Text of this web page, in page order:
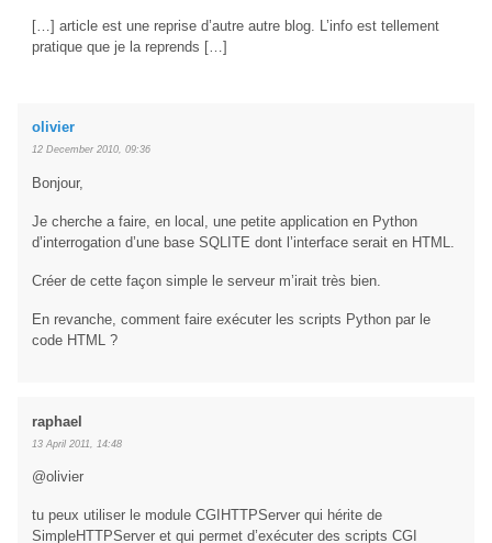
[…] article est une reprise d’autre autre blog. L’info est tellement
pratique que je la reprends […]
olivier
12 December 2010, 09:36
Bonjour,
Je cherche a faire, en local, une petite application en Python
d’interrogation d’une base SQLITE dont l’interface serait en HTML.
Créer de cette façon simple le serveur m’irait très bien.
En revanche, comment faire exécuter les scripts Python par le
code HTML ?
raphael
13 April 2011, 14:48
@olivier
tu peux utiliser le module CGIHTTPServer qui hérite de
SimpleHTTPServer et qui permet d’exécuter des scripts CGI